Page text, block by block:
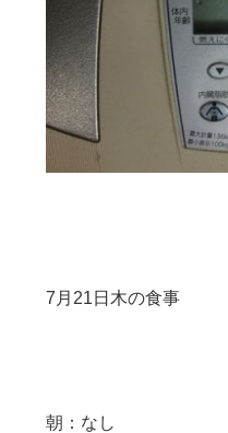
7月21日木の食事
朝：なし